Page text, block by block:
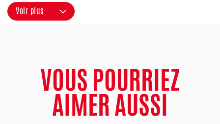
Voir plus
VOUS POURRIEZ
AIMER AUSSI